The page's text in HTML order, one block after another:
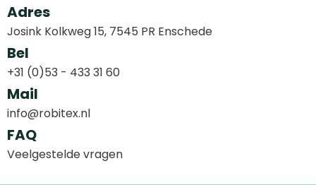
Adres
Josink Kolkweg 15, 7545 PR Enschede
Bel
+31 (0)53 - 433 31 60
Mail
info@robitex.nl
FAQ
Veelgestelde vragen